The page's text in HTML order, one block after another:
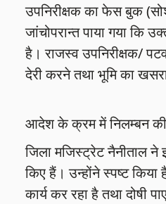
उपनिरीक्षक का फेस बुक
जांचोपरान्त पाया गया कि
है। राजस्व उपनिरीक्षक/
देरी करने तथा भूमि का
आदेश के क्रम में निलम्बन की
जिला मजिस्ट्रेट नैनीताल ने
किए हैं। उन्होंने स्पष्ट
कार्य कर रहा है तथा दोषी